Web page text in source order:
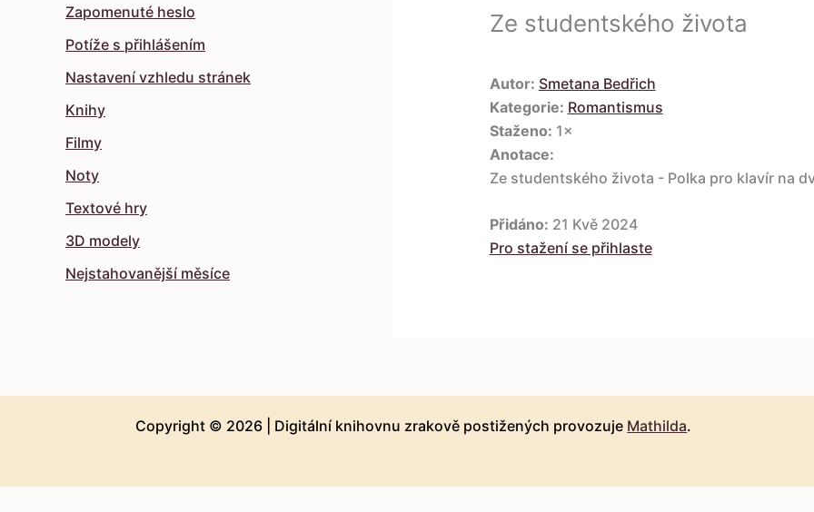
Zapomenuté heslo
Potíže s přihlášením
Nastavení vzhledu stránek
Knihy
Filmy
Noty
Textové hry
3D modely
Nejstahovanější měsíce
Ze studentského života
Autor: Smetana Bedřich
Kategorie: Romantismus
Staženo: 1×
Anotace:
Ze studentského života - Polka pro klavír na
Přidáno: 21 Kvě 2024
Pro stažení se přihlaste
Copyright © 2026 | Digitální knihovnu zrakově postižených provozuje Mathilda.